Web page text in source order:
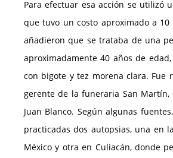
Para efectuar esa acción se utilizó
que tuvo un costo aproximado a 10
añadieron que se trataba de una
aproximadamente 40 años de
con bigote y tez morena clara. Fue
gerente de la funeraria San Martín,
Juan Blanco. Según algunas
practicadas dos autopsias, una en
México y otra en Culiacán, donde